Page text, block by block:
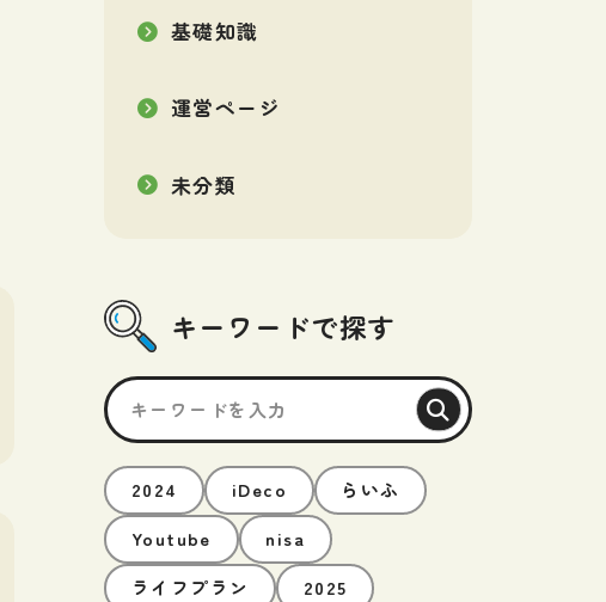
基礎知識
運営ページ
未分類
キーワードで探す
2024 iDeco
らいふ
Youtube
nisa
ライフプラン
2025